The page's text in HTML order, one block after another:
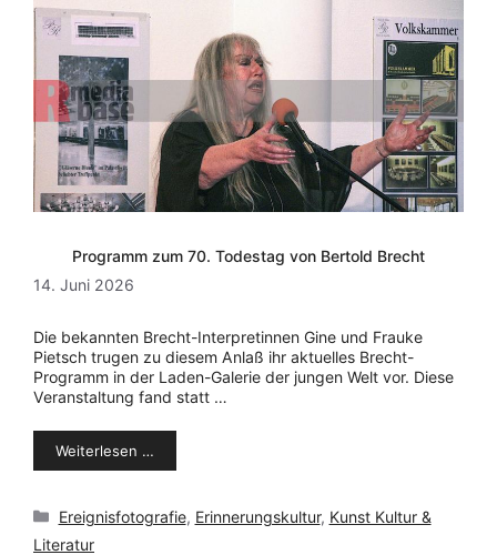
Programm zum 70. Todestag von Bertold Brecht
14. Juni 2026
Die bekannten Brecht-Interpretinnen Gine und Frauke
Pietsch trugen zu diesem Anlaß ihr aktuelles Brecht-
Programm in der Laden-Galerie der jungen Welt vor. Diese
Veranstaltung fand statt …
Weiterlesen …
Kategorien
Ereignisfotografie, Erinnerungskultur, Kunst Kultur &
Literatur